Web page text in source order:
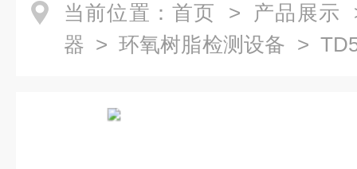
当前位置： 首页 > 产品展示
器 > 环氧树脂检测设备 >